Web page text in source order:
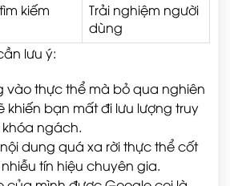
kiếm
Trải nghiệm người
dùng
lưu ý:
vào thực thể mà bỏ qua nghiên
khiến bạn mất đi lưu lượng truy
ngách.
dung quá xa rời thực thể cốt
tín hiệu chuyên gia.